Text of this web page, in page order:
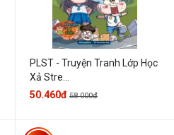
PLST - Truyện Tranh Lớp Học
Xả Stre...
50.460đ 58.000đ